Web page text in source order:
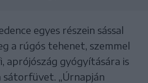
egyes részein sással
a rúgós tehenet, szemmel
aprójószág gyógyítására is
sátorfüvet. „Úrnapján